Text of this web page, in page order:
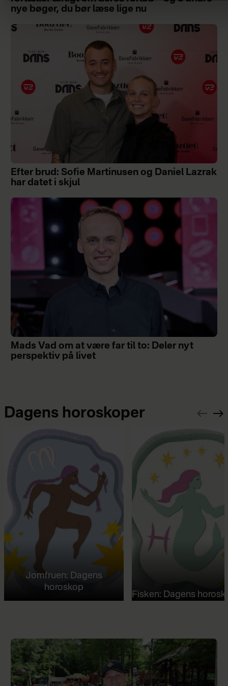
nye bøger, du bør læse lige nu
Efter brud: Sofie Martinusen og Daniel Lazrak
har datet i skjul
Mads Vad om at være far til to: Deler nyt
perspektiv på livet
Dagens horoskoper
Jomfruen: Dagens
horoskop
Fisken: Dagens